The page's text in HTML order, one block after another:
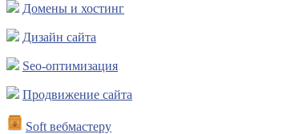
Домены и хостинг
Дизайн сайта
Seo-оптимизация
Продвижение сайта
Soft вебмастеру